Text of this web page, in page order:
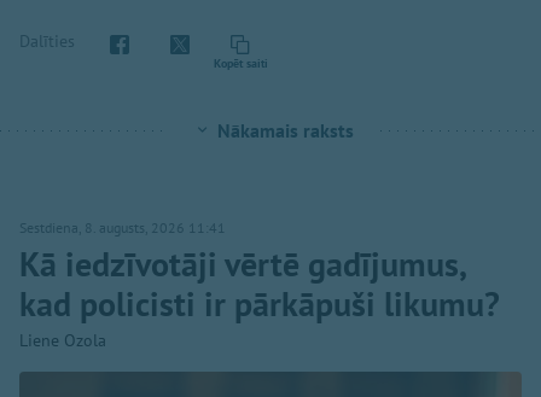
Dalīties
Kopēt saiti
Nākamais raksts
Sestdiena, 8. augusts, 2026 11:41
Kā iedzīvotāji vērtē gadījumus,
kad policisti ir pārkāpuši likumu?
Liene Ozola